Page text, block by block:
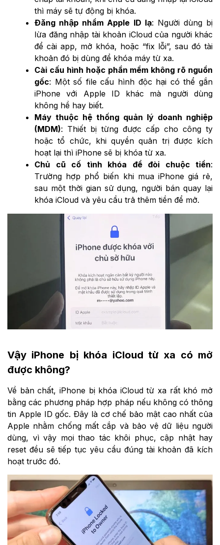
thì máy sẽ tự động bị khóa.
Đăng nhập nhầm Apple ID lạ: Người dùng bị
lừa đăng nhập tài khoản iCloud của người khác
để cài app, mở khóa, hoặc “fix lỗi”, sau đó tài
khoản đó bị dùng để khóa máy từ xa.
Cài cấu hình hoặc phần mềm không rõ nguồn
gốc: Một số file cấu hình độc hại có thể gắn
iPhone với Apple ID khác mà người dùng
không hề hay biết.
Máy thuộc hệ thống quản lý doanh nghiệp
(MDM): Thiết bị từng được cấp cho công ty
hoặc tổ chức, khi quyền quản trị được kích
hoạt lại thì iPhone sẽ bị khóa từ xa.
Chủ cũ cố tình khóa để đòi chuộc tiền:
Trường hợp phổ biến khi mua iPhone giá rẻ,
sau một thời gian sử dụng, người bán quay lại
khóa iCloud và yêu cầu trả thêm tiền để mở.
Vậy iPhone bị khóa iCloud từ xa có mở
được không?
Về bản chất, iPhone bị khóa iCloud từ xa rất khó mở
bằng các phương pháp hợp pháp nếu không có thông
tin Apple ID gốc. Đây là cơ chế bảo mật cao nhất của
Apple nhằm chống mất cắp và bảo vệ dữ liệu người
dùng, vì vậy mọi thao tác khôi phục, cập nhật hay
reset đều sẽ tiếp tục yêu cầu đúng tài khoản đã kích
hoạt trước đó.